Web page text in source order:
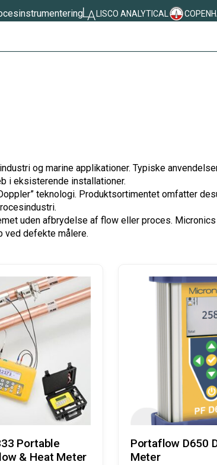
LISCO ANALYTICAL
og marine applikationer. Typiske
i eksisterende installationer.
teknologi. Produktsortimentet omfatter
uden afbrydelse af flow eller proces.
ved defekte målere.
Portable
& Heat Meter
Portaflow D650
Meter